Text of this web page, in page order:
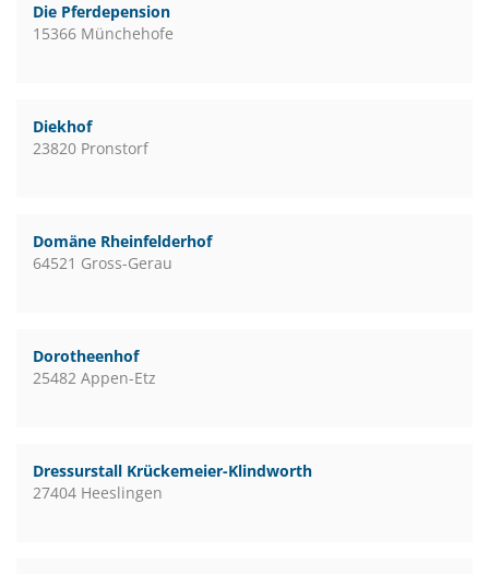
Die Pferdepension
15366 Münchehofe
Diekhof
23820 Pronstorf
Domäne Rheinfelderhof
64521 Gross-Gerau
Dorotheenhof
25482 Appen-Etz
Dressurstall Krückemeier-Klindworth
27404 Heeslingen